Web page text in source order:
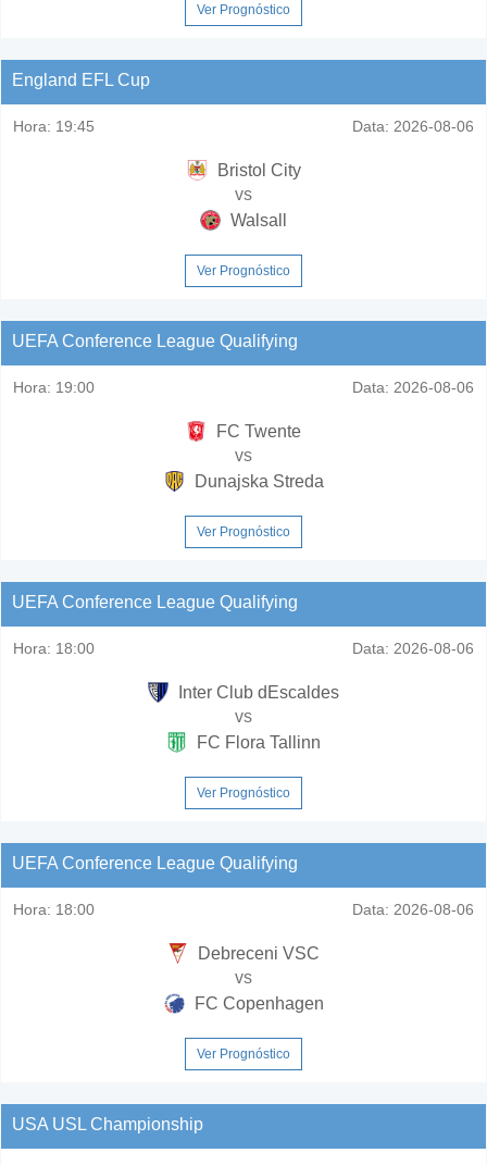
Ver Prognóstico
England EFL Cup
Hora: 19:45 Data: 2026-08-06
Bristol City
vs
Walsall
Ver Prognóstico
UEFA Conference League Qualifying
Hora: 19:00 Data: 2026-08-06
FC Twente
vs
Dunajska Streda
Ver Prognóstico
UEFA Conference League Qualifying
Hora: 18:00 Data: 2026-08-06
Inter Club dEscaldes
vs
FC Flora Tallinn
Ver Prognóstico
UEFA Conference League Qualifying
Hora: 18:00 Data: 2026-08-06
Debreceni VSC
vs
FC Copenhagen
Ver Prognóstico
USA USL Championship